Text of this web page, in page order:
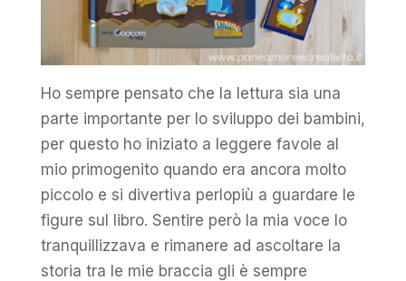
Ho sempre pensato che la lettura sia una
parte importante per lo sviluppo dei bambini,
per questo ho iniziato a leggere favole al
mio primogenito quando era ancora molto
piccolo e si divertiva perlopiù a guardare le
figure sul libro. Sentire però la mia voce lo
tranquillizzava e rimanere ad ascoltare la
storia tra le mie braccia gli è sempre